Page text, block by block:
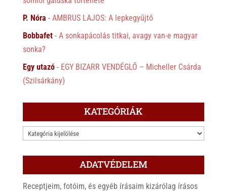
P. Nóra - AMBRUS LAJOS: A lepkegyűjtő
Bobbafet- A sonkapácolás titkai, avagy van-e magyar
sonka?
Egy utazó- EGY BIZARR VENDÉGLŐ – Micheller Csárda
(Szilsárkány)
KATEGÓRIÁK
KATEGÓRIÁK
ADATVÉDELEM
Receptjeim, fotóim, és egyéb írásaim kizárólag írásos